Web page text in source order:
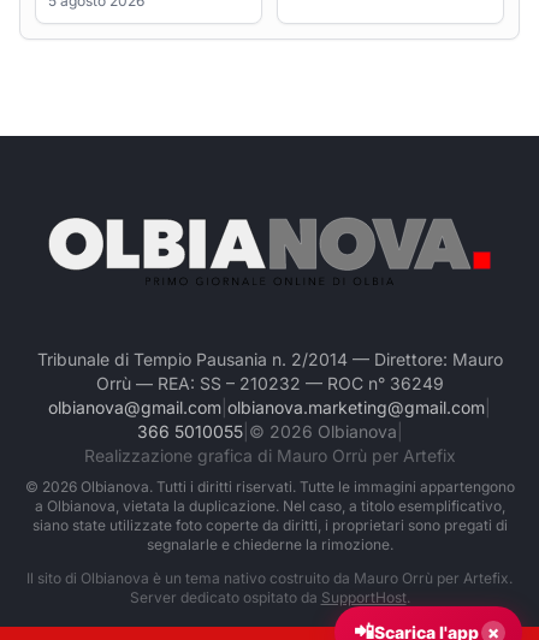
Tribunale di Tempio Pausania n. 2/2014 — Direttore: Mauro
Orrù — REA: SS – 210232 — ROC n° 36249
olbianova@gmail.com olbianova.marketing@gmail.com
366 5010055| © 2026 Olbianova
Realizzazione grafica di Mauro Orrù per Artefix
© 2026Olbianova. Tutti i diritti riservati. Tutte le immagini appartengono
a Olbianova, vietata la duplicazione. Nel caso, a titolo esemplificativo,
siano state utilizzate foto coperte da diritti, i proprietari sono pregati di
segnalarle e chiederne la rimozione.
Il sito di Olbianova è un tema nativo costruito da Mauro Orrù per Artefix.
Server dedicato ospitato da SupportHost.
📲Scarica l'app ×